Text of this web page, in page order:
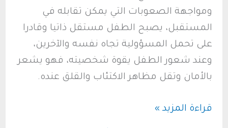
ومواجهة الصعوبات التي يمكن تقابله في
المستقبل، يصبح الطفل مستقل ذاتيا وقادرا
على تحمل المسؤولية تجاه نفسه والآخرين،
وعند شعور الطفل يقوة شخصيته، فهو يشعر
بالأمان وتقل مظاهر الاكتئاب والقلق عنده.
تقوية
قراءة المزيد »